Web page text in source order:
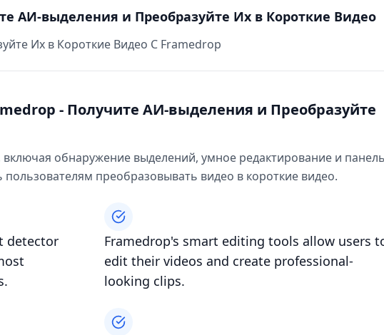
АИ-выделения и Преобразуйте Их в Короткие Видео
Их в Короткие Видео С Framedrop
- Получите АИ-выделения и Преобразуйте
обнаружение выделений, умное редактирование и
преобразовывать видео в короткие видео.
detector
Framedrop's smart editing tools allow users
edit their videos and create professional-
looking clips.